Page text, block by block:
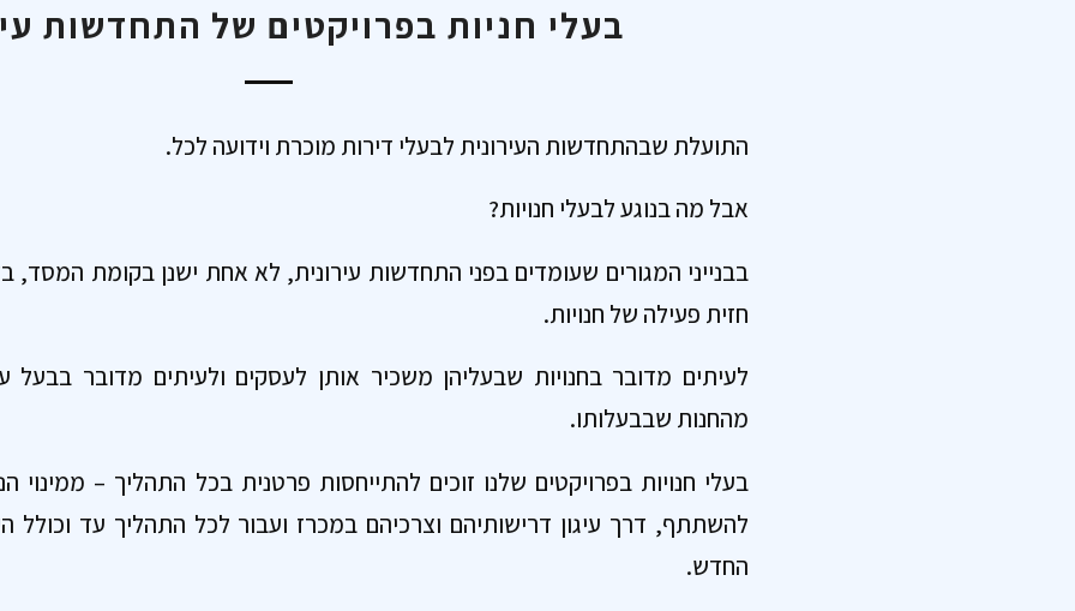
בעלי חניות בפרויקטים של התחדשות
התועלת שבהתחדשות העירונית לבעלי דירות מוכרת וידועה לכל.
אבל מה בנוגע לבעלי חנויות?
בבנייני המגורים שעומדים בפני התחדשות עירונית, לא אחת ישנן בקומת המסד,
חזית פעילה של חנויות.
לעיתים מדובר בחנויות שבעליהן משכיר אותן לעסקים ולעיתים מדובר
מהחנות שבבעלותו.
בעלי חנויות בפרויקטים שלנו זוכים להתייחסות פרטנית בכל התהליך – ממינוי
להשתתף, דרך עיגון דרישותיהם וצרכיהם במכרז ועבור לכל התהליך עד
החדש.